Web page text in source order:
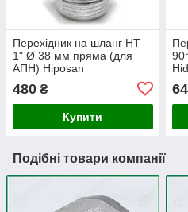
Перехідник на шланг НТ
1" Ø 38 мм пряма (для
АПН) Hiposan
480 ₴
Купити
Подібні товари компанії